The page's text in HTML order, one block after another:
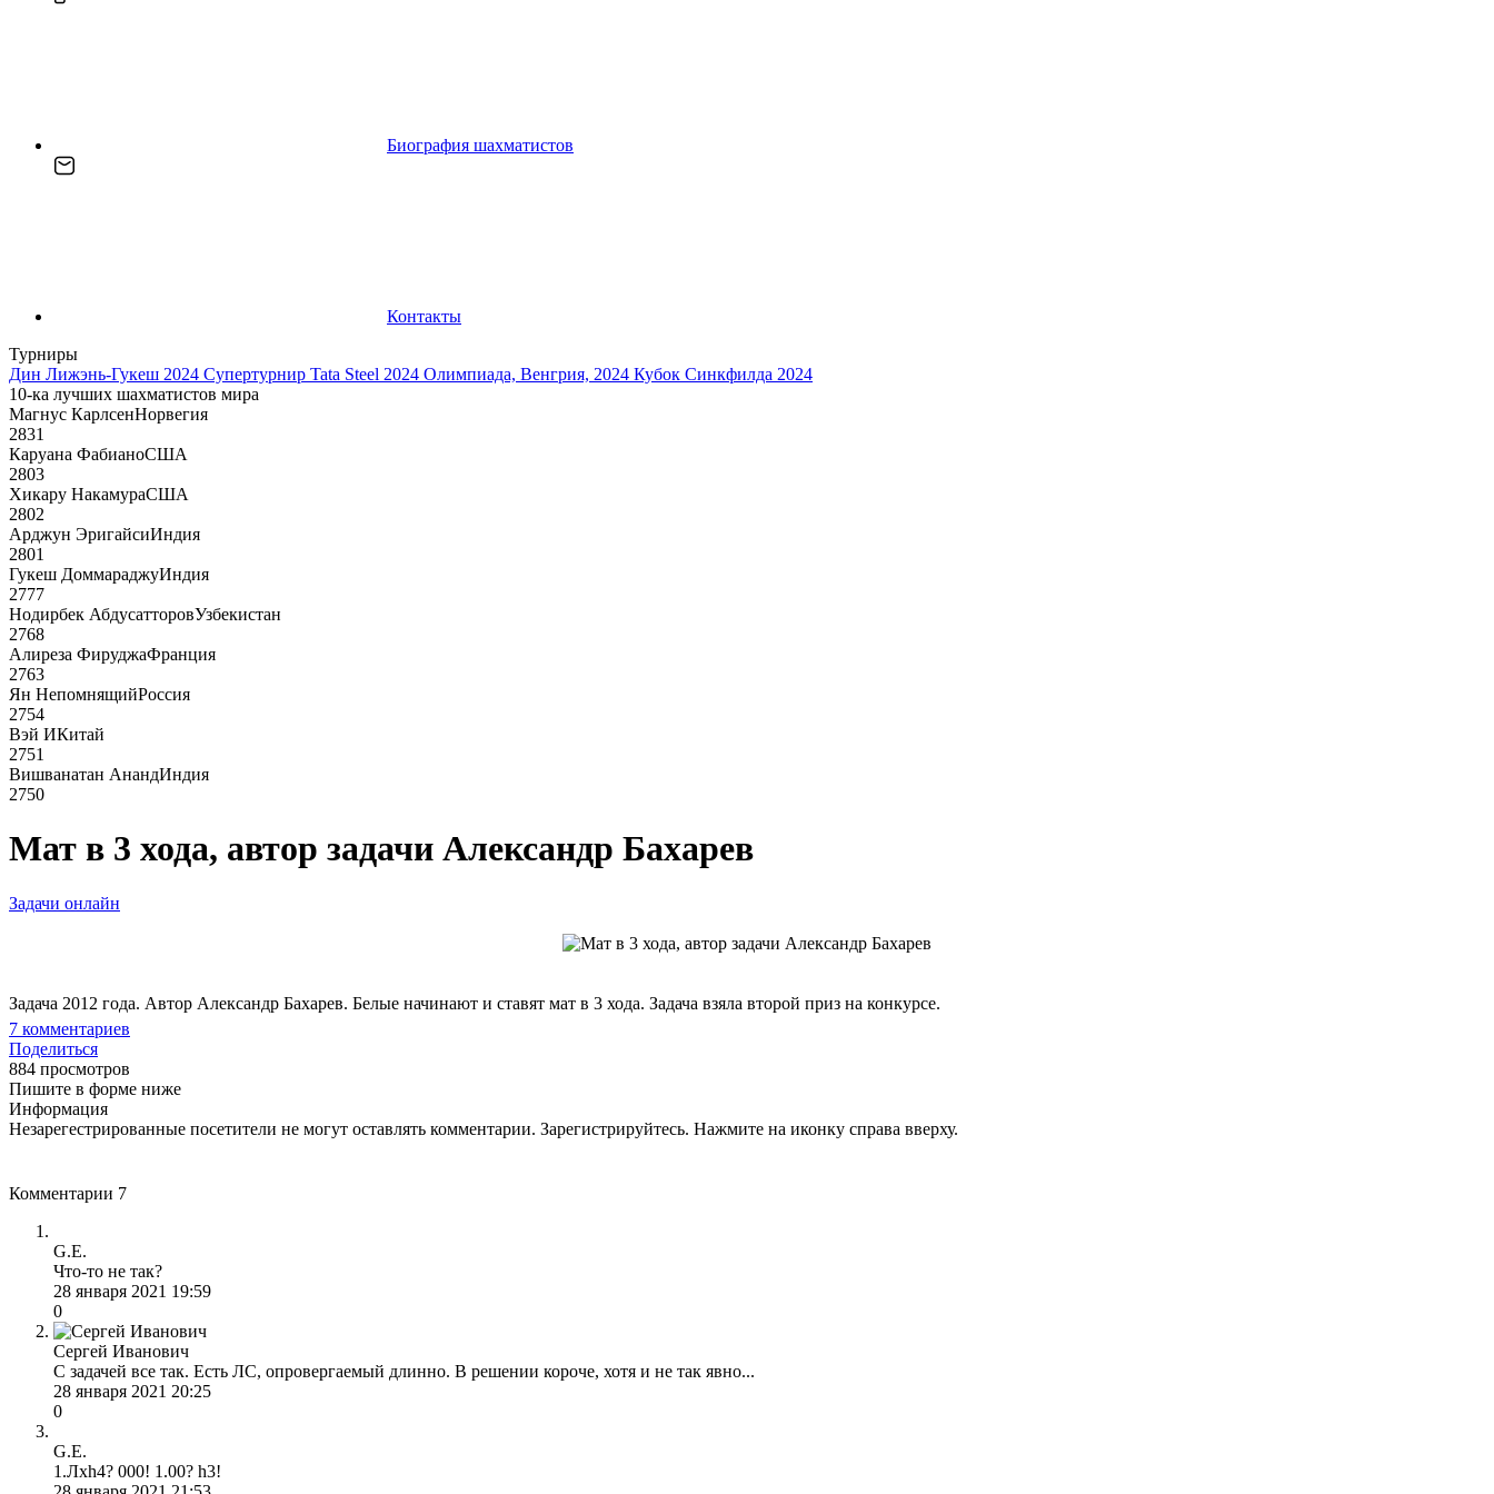
Биография шахматистов
Контакты
Турниры
Дин Лижэнь-Гукеш 2024 Супертурнир Tata Steel 2024 Олимпиада, Венгрия, 2024 Кубок Синкфилда 2024
10-ка лучших шахматистов мира
Магнус КарлсенНорвегия
2831
Каруана ФабианоСША
2803
Хикару НакамураСША
2802
Арджун ЭригайсиИндия
2801
Гукеш ДоммараджуИндия
2777
Нодирбек АбдусатторовУзбекистан
2768
Алиреза ФируджаФранция
2763
Ян НепомнящийРоссия
2754
Вэй ИКитай
2751
Вишванатан АнандИндия
2750
Мат в 3 хода, автор задачи Александр Бахарев
Задачи онлайн
Задача 2012 года. Автор Александр Бахарев. Белые начинают и ставят мат в 3 хода. Задача взяла второй приз на конкурсе.
7 комментариев
Поделиться
884 просмотров
Пишите в форме ниже
Информация
Незарегестрированные посетители не могут оставлять комментарии. Зарегистрируйтесь. Нажмите на иконку справа вверху.
Комментарии 7
G.E.
Что-то не так?
28 января 2021 19:59
0
Сергей Иванович
С задачей все так. Есть ЛС, опровергаемый длинно. В решении короче, хотя и не так явно...
28 января 2021 20:25
0
G.E.
1.Лxh4? 000! 1.00? h3!